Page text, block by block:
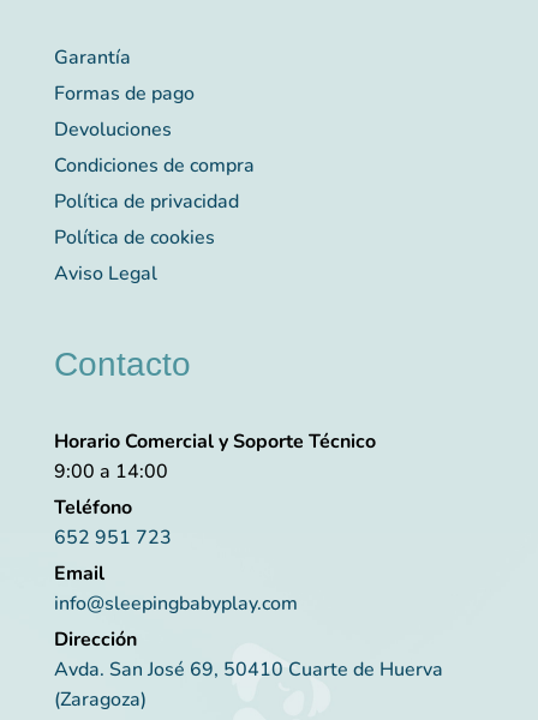
Garantía
Formas de pago
Devoluciones
Condiciones de compra
Política de privacidad
Política de cookies
Aviso Legal
Contacto
Horario Comercial y Soporte Técnico
9:00 a 14:00
Teléfono
652 951 723
Email
info@sleepingbabyplay.com
Dirección
Avda. San José 69, 50410 Cuarte de Huerva
(Zaragoza)